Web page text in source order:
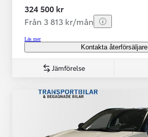
324 500 kr
Från 3 813 kr/mån
Läs mer
Kontakta återförsäljare
Jämförelse